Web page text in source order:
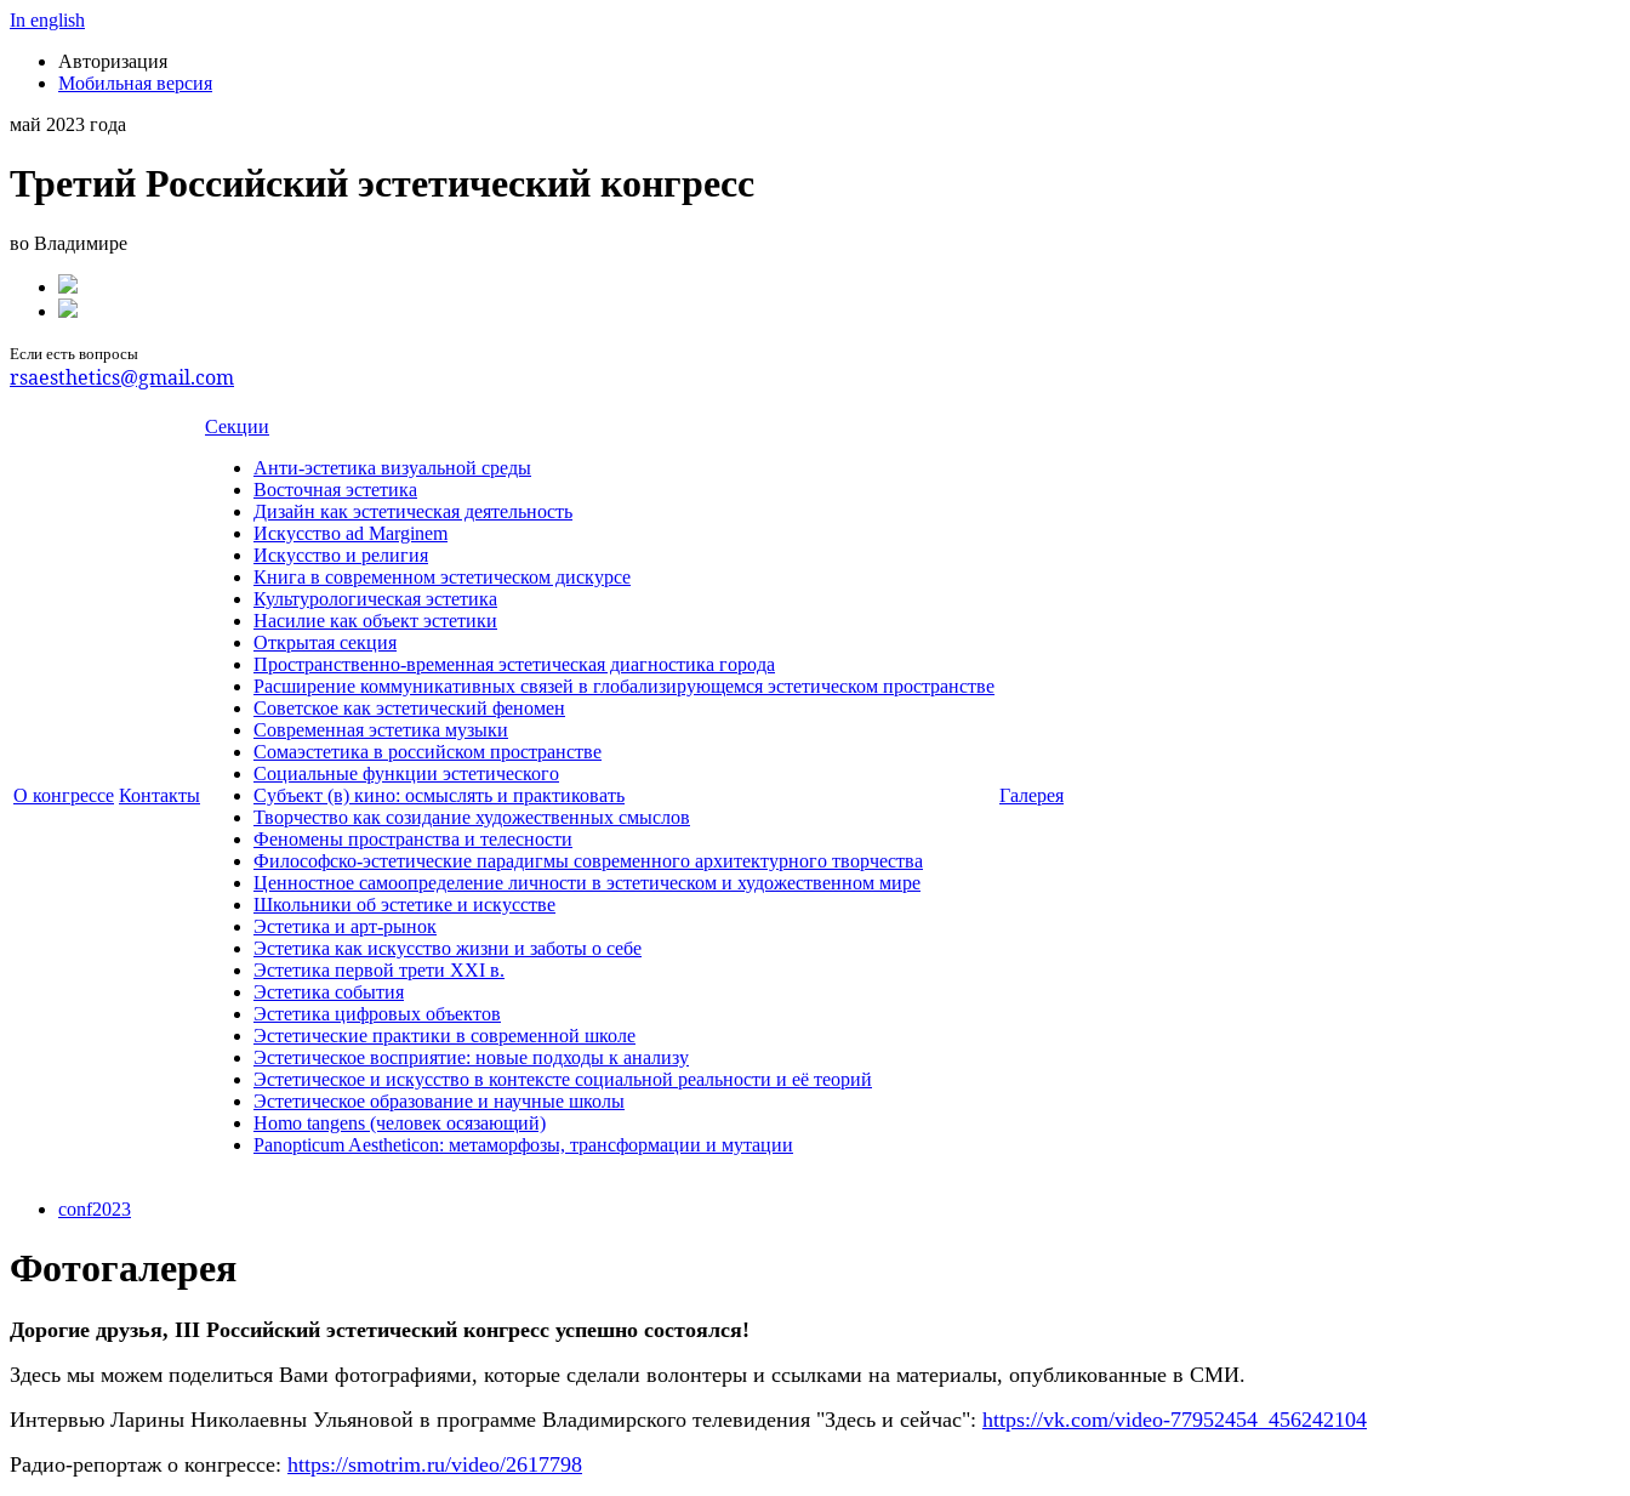
In english
Авторизация
Мобильная версия
май 2023 года
Третий Российский эстетический конгресс
во Владимире
Если есть вопросы
rsaesthetics@gmail.com
О конгрессе Контакты
Секции
Анти-эстетика визуальной среды
Восточная эстетика
Дизайн как эстетическая деятельность
Искусство ad Marginem
Искусство и религия
Книга в современном эстетическом дискурсе
Культурологическая эстетика
Насилие как объект эстетики
Открытая секция
Пространственно-временная эстетическая диагностика города
Расширение коммуникативных связей в глобализирующемся эстетическом пространстве
Советское как эстетический феномен
Современная эстетика музыки
Сомаэстетика в российском пространстве
Социальные функции эстетического
Субъект (в) кино: осмыслять и практиковать
Творчество как созидание художественных смыслов
Феномены пространства и телесности
Философско-эстетические парадигмы современного архитектурного творчества
Ценностное самоопределение личности в эстетическом и художественном мире
Школьники об эстетике и искусстве
Эстетика и арт-рынок
Эстетика как искусство жизни и заботы о себе
Эстетика первой трети XXI в.
Эстетика события
Эстетика цифровых объектов
Эстетические практики в современной школе
Эстетическое восприятие: новые подходы к анализу
Эстетическое и искусство в контексте социальной реальности и её теорий
Эстетическое образование и научные школы
Homo tangens (человек осязающий)
Panopticum Aestheticon: метаморфозы, трансформации и мутации
Галерея
conf2023
Фотогалерея
Дорогие друзья, III Российский эстетический конгресс успешно состоялся!
Здесь мы можем поделиться Вами фотографиями, которые сделали волонтеры и ссылками на материалы, опубликованные в СМИ.
Интервью Ларины Николаевны Ульяновой в программе Владимирского телевидения "Здесь и сейчас": https://vk.com/video-77952454_ 456242104
Радио-репортаж о конгрессе: https://smotrim.ru/video/2617798